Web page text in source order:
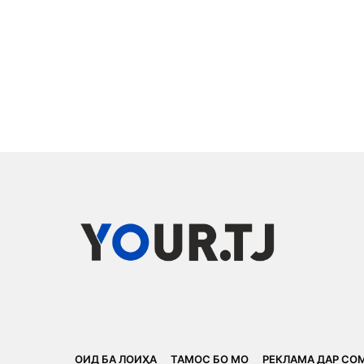
ОИД БА ЛОИҲА ТАМОС БО МО РЕКЛАМА ДАР